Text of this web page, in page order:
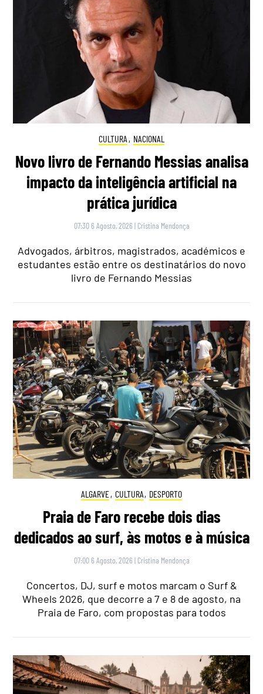
CULTURA , NACIONAL
Novo livro de Fernando Messias analisa
impacto da inteligência artificial na
prática jurídica
07:30 6 Agosto, 2026 | Cristina Mendonça
Advogados, árbitros, magistrados, académicos e
estudantes estão entre os destinatários do novo
livro de Fernando Messias
ALGARVE, CULTURA, DESPORTO
Praia de Faro recebe dois dias
dedicados ao surf, às motos e à música
07:00 6 Agosto, 2026 | Cristina Mendonça
Concertos, DJ, surf e motos marcam o Surf &
Wheels 2026, que decorre a 7 e 8 de agosto, na
Praia de Faro, com propostas para todos